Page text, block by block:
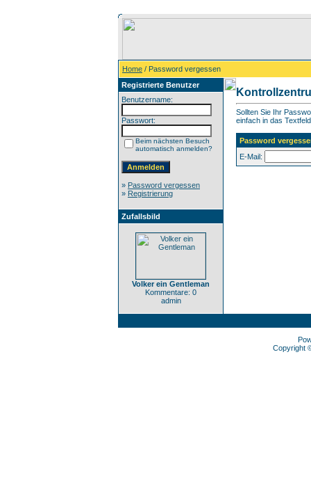
Home / Password vergessen
Registrierte Benutzer
Benutzername:
Passwort:
Beim nächsten Besuch
automatisch anmelden?
» Password vergessen
» Registrierung
Zufallsbild
Volker ein Gentleman
Kommentare: 0
admin
Sollten Sie Ihr
einfach in das
Password
E-Mail:
Copyright